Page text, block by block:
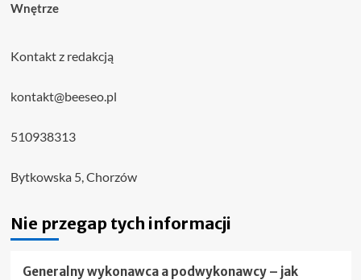
Wnętrze
Kontakt z redakcją
kontakt@beeseo.pl
510938313
Bytkowska 5, Chorzów
Nie przegap tych informacji
Generalny wykonawca a podwykonawcy – jak